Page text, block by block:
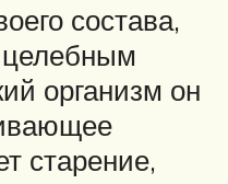
состава,
целебным
организм он
старение,